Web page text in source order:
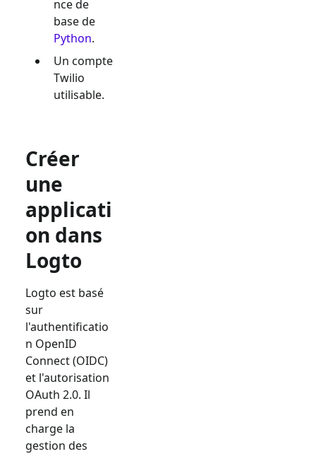
nce de
base de
Python.
Un compte
Twilio
utilisable.
Créer
une
applicati
on dans
Logto
Logto est basé
sur
l'authentificatio
n OpenID
Connect (OIDC)
et l'autorisation
OAuth 2.0. Il
prend en
charge la
gestion des